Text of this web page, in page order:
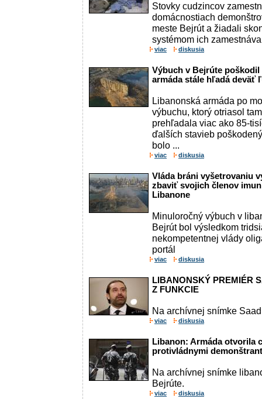
Stovky cudzincov
domácnostiach
meste Bejrút a žiadali
systémom ich
viac diskusia
Výbuch v Bejrúte
armáda stále hľadá deväť
Libanonská armáda po
výbuchu, ktorý otriasol
prehľadala viac ako 85-
ďalších stavieb
bolo ...
viac diskusia
Vláda bráni vyšetrovaniu
zbaviť svojich členov
Libanone
Minuloročný výbuch v
Bejrút bol výsledkom
nekompetentnej vlády
portál
viac diskusia
LIBANONSKÝ PREMIÉR
Z FUNKCIE
Na archívnej snímke
viac diskusia
Libanon: Armáda otvorila
protivládnymi
Na archívnej snímke
Bejrúte.
viac diskusia